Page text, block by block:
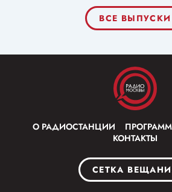
ВСЕ ВЫПУСКИ
О РАДИОСТАНЦИИ
КОНТАКТЫ
СЕТКА